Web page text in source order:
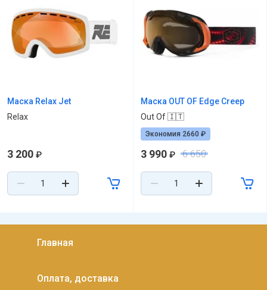
Маска Relax Jet
Relax
3 200 ₽
Маска OUT OF Edge Creep
Out Of 🇮🇹
Экономия 2660 ₽
3 990 ₽ 6 650
Главная
Оплата, доставка